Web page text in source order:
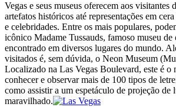
Vegas e seus museus oferecem aos visitantes
artefatos históricos até representações em
e celebridades. Entre os mais populares,
icônico Madame Tussauds, famoso museu de
encontrado em diversos lugares do mundo.
visitados é, sem dúvida, o Neon Museum
Localizado na Las Vegas Boulevard, este é o
conhecer e observar mais de 100 tipos de
como assistir a um espetáculo de projeção de
maravilhado.